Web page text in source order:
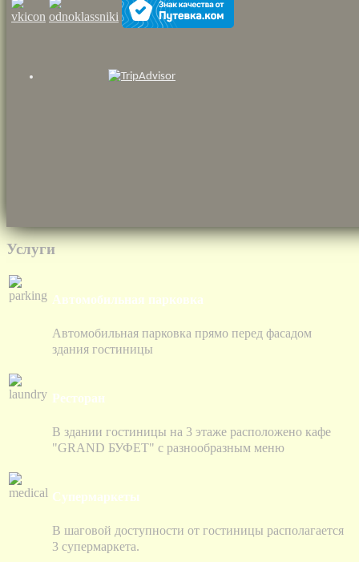
Услуги
Автомобильная парковка
Автомобильная парковка прямо перед фасадом
здания гостиницы
Ресторан
В здании гостиницы на 3 этаже расположено кафе
"GRAND БУФЕТ" с разнообразным меню
Супермаркеты
В шаговой доступности от гостиницы располагается
3 супермаркета.